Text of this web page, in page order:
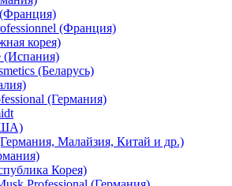
(Франция)
(Франция)
корея)
(Испания)
(Беларусь)
(Германия)
Малайзия, Китай и др.)
Корея)